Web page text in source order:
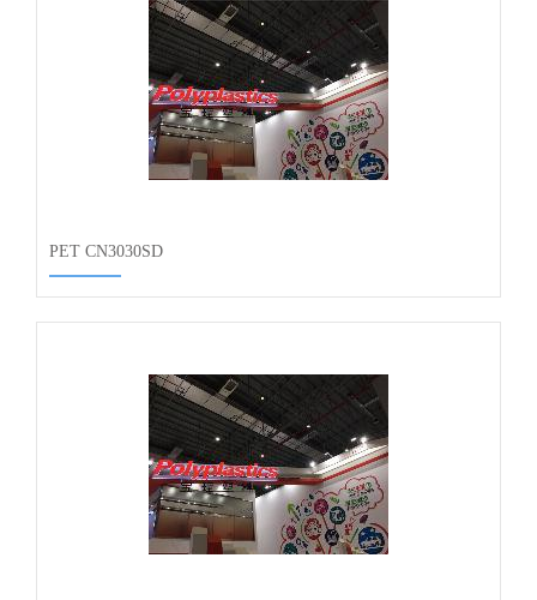
PET CN3030SD